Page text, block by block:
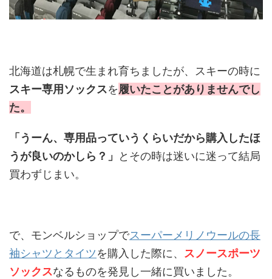
北海道は札幌で生まれ育ちましたが、スキーの時に
スキー専用ソックスを履いたことがありませんでし
た。
「うーん、専用品っていうくらいだから購入したほ
うが良いのかしら？」
とその時は迷いに迷って結局
買わずじまい。
で、モンベルショップでスーパーメリノウールの長
袖シャツとタイツを購入した際に、 スノースポーツ
ソックスなるものを発見し一緒に買いました。